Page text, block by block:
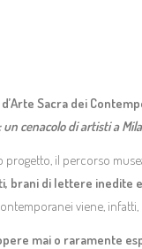
Sacra dei
un cenacolo di artisti a
progetto, il percorso
brani di lettere inedite
viene,
mai o raramente